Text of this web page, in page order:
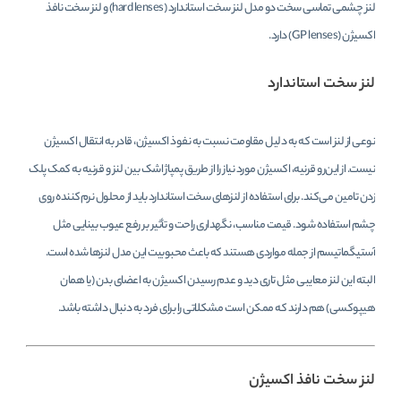
لنز چشمی تماسی سخت دو مدل لنز سخت استاندارد (hard lenses) و لنز سخت نافذ
اکسیژن (GP lenses) دارد.
لنز سخت استاندارد
نوعی از لنز است که به‌ دلیل مقاومت نسبت به نفوذ اکسیژن، قادر به انتقال اکسیژن
نیست. از این‌رو قرنیه، اکسیژن مورد نیاز را از طریق پمپاژ اشک بین لنز و قرنیه به کمک پلک
زدن تامین می‌کند. برای استفاده از لنزهای سخت استاندارد باید از محلول نرم‌کننده روی
چشم استفاده شود. قیمت مناسب، نگهداری راحت و تأثیر بر رفع عیوب بینایی مثل
آستیگماتیسم از جمله مواردی هستند که باعث محبوبیت این مدل لنزها شده است.
البته این لنز معایبی مثل تاری دید و عدم رسیدن اکسیژن به اعضای بدن (یا همان
هیپوکسی) هم دارند که ممکن است مشکلاتی را برای فرد به ‌دنبال داشته باشد.
لنز سخت نافذ اکسیژن